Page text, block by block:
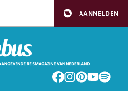
AANMELDEN